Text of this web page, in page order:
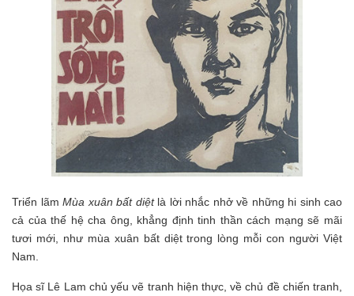
Triển lãm Mùa xuân bất diệtlà lời nhắc nhở về những hi sinh cao
cả của thế hệ cha ông, khẳng định tinh thần cách mạng sẽ mãi
tươi mới, như mùa xuân bất diệt trong lòng mỗi con người Việt
Nam.
Họa sĩ Lê Lam chủ yếu vẽ tranh hiện thực, về chủ đề chiến tranh,